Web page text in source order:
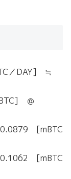
／DAY] ≒
＠
[mBTC
[mBTC